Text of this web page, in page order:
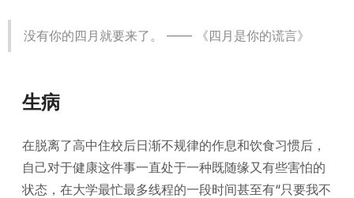
没有你的四月就要来了。 —— 《四月是你的谎言》
生病
在脱离了高中住校后日渐不规律的作息和饮食习惯后，
自己对于健康这件事一直处于一种既随缘又有些害怕的
状态，在大学最忙最多线程的一段时间甚至有“只要我不